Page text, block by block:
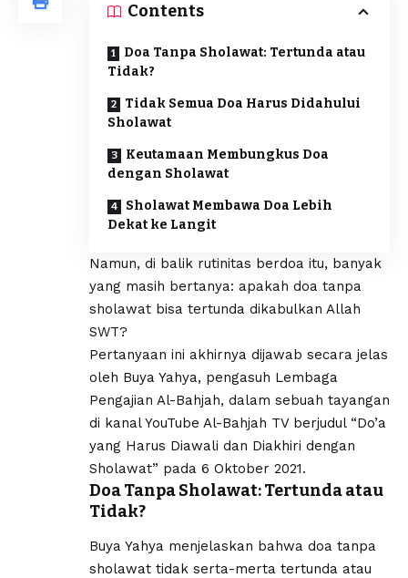
Contents
Doa Tanpa Sholawat: Tertunda atau
Tidak?
Tidak Semua Doa Harus Didahului
Sholawat
Keutamaan Membungkus Doa
dengan Sholawat
Sholawat Membawa Doa Lebih
Dekat ke Langit
Namun, di balik rutinitas berdoa itu, banyak
yang masih bertanya: apakah doa tanpa
sholawat bisa tertunda dikabulkan Allah
SWT?
Pertanyaan ini akhirnya dijawab secara jelas
oleh Buya Yahya, pengasuh Lembaga
Pengajian Al-Bahjah, dalam sebuah tayangan
di kanal YouTube Al-Bahjah TV berjudul “Do’a
yang Harus Diawali dan Diakhiri dengan
Sholawat” pada 6 Oktober 2021.
Doa Tanpa Sholawat: Tertunda atau
Tidak?
Buya Yahya menjelaskan bahwa doa tanpa
sholawat tidak serta-merta tertunda atau